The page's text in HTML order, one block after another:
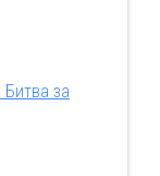
Битва за